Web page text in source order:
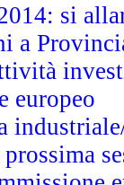
si
a
europeo